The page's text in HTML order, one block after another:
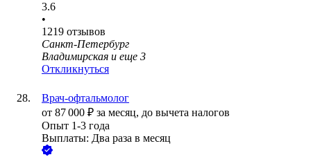
3.6
•
1219 отзывов
Санкт-Петербург
Владимирская и еще 3
Откликнуться
Врач-офтальмолог
от 87 000 ₽ за месяц, до вычета налогов
Опыт 1-3 года
Выплаты: Два раза в месяц